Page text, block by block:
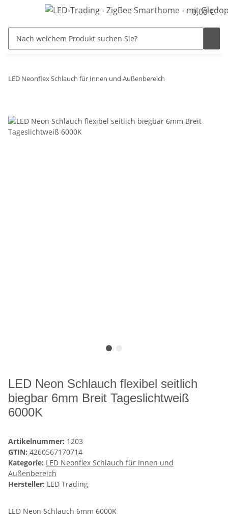
0,00 €
LED Neonflex Schlauch für Innen und Außenbereich
LED Neon Schlauch flexibel seitlich
biegbar 6mm Breit Tageslichtweiß
6000K
Artikelnummer: 1203
GTIN: 4260567170714
Kategorie: LED Neonflex Schlauch für Innen und
Außenbereich
Hersteller: LED Trading
LED Neon Schlauch 6mm 6000K